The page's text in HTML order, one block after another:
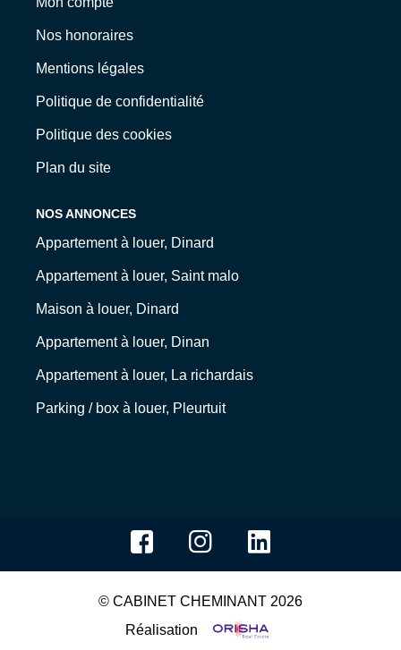
Nos honoraires
Mentions légales
Politique de confidentialité
Politique des cookies
Plan du site
NOS ANNONCES
Appartement à louer, Dinard
Appartement à louer, Saint malo
Maison à louer, Dinard
Appartement à louer, Dinan
Appartement à louer, La richardais
Parking / box à louer, Pleurtuit
© CABINET CHEMINANT 2026
Réalisation